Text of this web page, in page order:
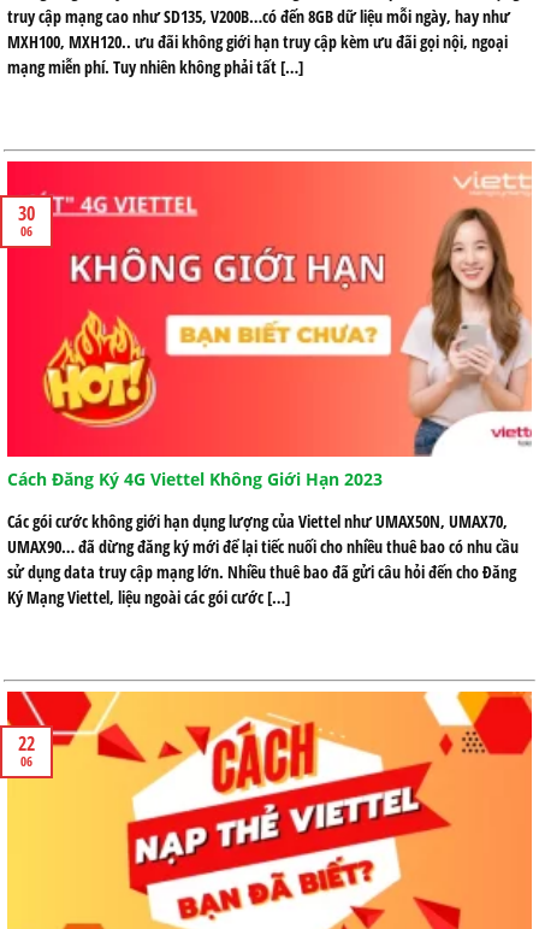
truy cập mạng cao như SD135, V200B…có đến 8GB dữ liệu mỗi ngày, hay như
MXH100, MXH120.. ưu đãi không giới hạn truy cập kèm ưu đãi gọi nội, ngoại
mạng miễn phí. Tuy nhiên không phải tất […]
Cách Đăng Ký 4G Viettel Không Giới Hạn 2023
Các gói cước không giới hạn dụng lượng của Viettel như UMAX50N, UMAX70,
UMAX90… đã dừng đăng ký mới để lại tiếc nuối cho nhiều thuê bao có nhu cầu
sử dụng data truy cập mạng lớn. Nhiều thuê bao đã gửi câu hỏi đến cho Đăng
Ký Mạng Viettel, liệu ngoài các gói cước […]
30
06
22
06